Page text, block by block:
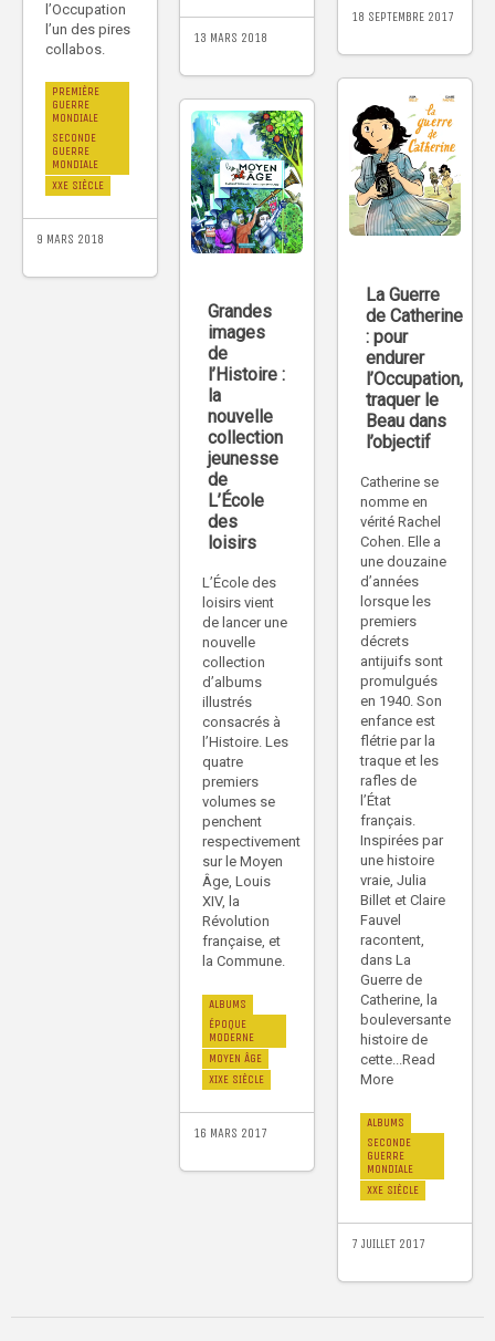
13 MARS 2018
l’Occupation
l’un des pires
collabos.
PREMIÈRE
GUERRE
MONDIALE
SECONDE
GUERRE
MONDIALE
XXE SIÈCLE
9 MARS 2018
18 SEPTEMBRE 2017
La Guerre
de Catherine
: pour
endurer
l’Occupation,
traquer le
Beau dans
l’objectif
Catherine se
nomme en
vérité Rachel
Cohen. Elle a
une douzaine
d’années
lorsque les
premiers
décrets
antijuifs sont
promulgués
en 1940. Son
enfance est
flétrie par la
traque et les
rafles de
l’État
français.
Inspirées par
une histoire
vraie, Julia
Billet et Claire
Fauvel
racontent,
dans La
Guerre de
Catherine, la
bouleversante
histoire de
cette...Read
More
ALBUMS
SECONDE
GUERRE
MONDIALE
XXE SIÈCLE
7 JUILLET 2017
Grandes
images
de
l’Histoire :
la
nouvelle
collection
jeunesse
de
L’École
des
loisirs
L’École des
loisirs vient
de lancer une
nouvelle
collection
d’albums
illustrés
consacrés à
l’Histoire. Les
quatre
premiers
volumes se
penchent
respectivement
sur le Moyen
Âge, Louis
XIV, la
Révolution
française, et
la Commune.
ALBUMS
ÉPOQUE
MODERNE
MOYEN ÂGE
XIXE SIÈCLE
16 MARS 2017